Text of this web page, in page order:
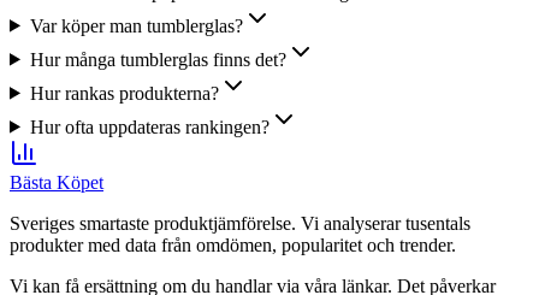
Var köper man tumblerglas?
Hur många tumblerglas finns det?
Hur rankas produkterna?
Hur ofta uppdateras rankingen?
Bästa Köpet
Sveriges smartaste produktjämförelse. Vi analyserar tusentals
produkter med data från omdömen, popularitet och trender.
Vi kan få ersättning om du handlar via våra länkar. Det påverkar